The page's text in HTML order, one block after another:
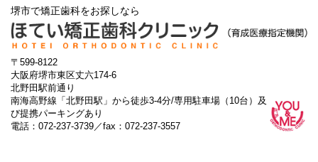
堺市で矯正歯科をお探しなら
〒599-8122
大阪府堺市東区丈六174-6
北野田駅前通り
南海高野線「北野田駅」から徒歩3-4分/専用駐車場（10台）及
び提携パーキングあり
電話：072-237-3739／fax：072-237-3557